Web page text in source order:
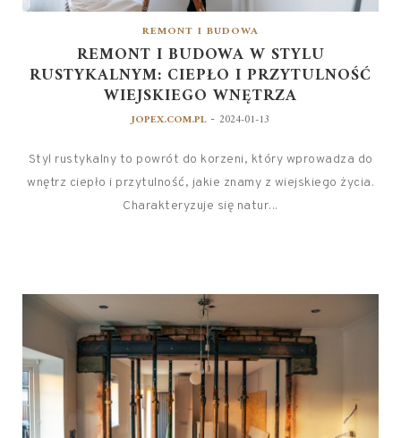
REMONT I BUDOWA
REMONT I BUDOWA W STYLU
RUSTYKALNYM: CIEPŁO I PRZYTULNOŚĆ
WIEJSKIEGO WNĘTRZA
JOPEX.COM.PL - 2024-01-13
Styl rustykalny to powrót do korzeni, który wprowadza do
wnętrz ciepło i przytulność, jakie znamy z wiejskiego życia.
Charakteryzuje się natur...